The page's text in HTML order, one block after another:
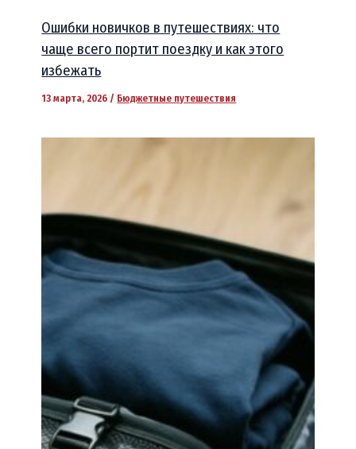
Ошибки новичков в путешествиях: что
чаще всего портит поездку и как этого
избежать
13 марта, 2026 / Бюджетные путешествия